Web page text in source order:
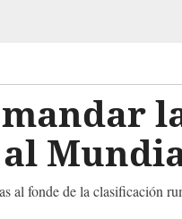
al fonde de la clasificación